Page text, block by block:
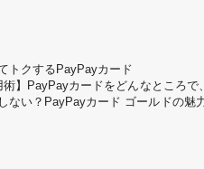
トクするPayPayカード
術】PayPayカードをどんなところ
ない？PayPayカード ゴールドの魅